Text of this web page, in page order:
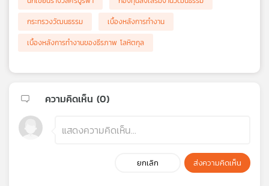
กระทรวงวัฒนธรรม
เบื้องหลังการทำงาน
เบื้องหลังการทำงานของธีรภาพ โลหิตกุล
ความคิดเห็น (0)
ยกเลิก ส่งความคิดเห็น